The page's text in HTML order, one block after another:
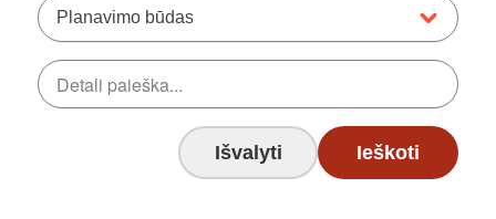
Planavimo būdas
Išvalyti Ieškoti